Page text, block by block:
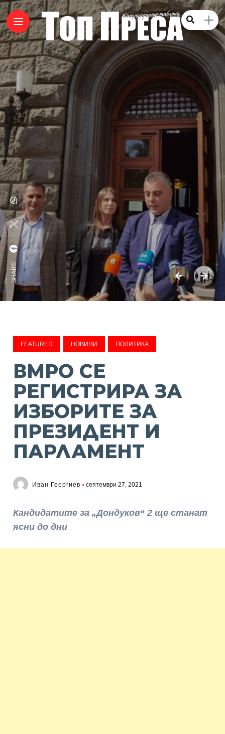
SHARE:
FEATURED НОВИНИ ПОЛИТИКА
ВМРО СЕ
РЕГИСТРИРА ЗА
ИЗБОРИТЕ ЗА
ПРЕЗИДЕНТ И
ПАРЛАМЕНТ
Иван Георгиев септември 27, 2021
Кандидатите за „Дондуков“ 2 ще станат
ясни до дни